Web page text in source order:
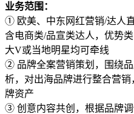
业务范围：
① 欧美、中东网红营销/达人直
含电商类/品宣类达人，优势
大V或当地明星均可牵线
② 品牌全案营销策划，围绕
析，对出海品牌进行整合营
牌资产
③ 创意内容共创，根据品牌